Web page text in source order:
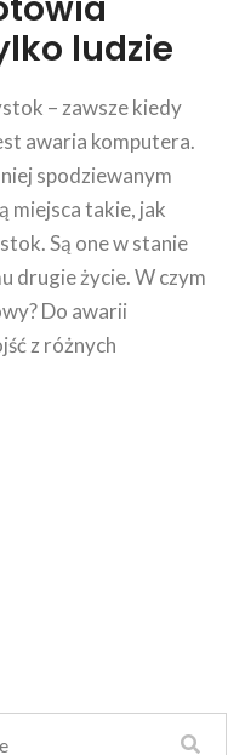
ludzie
– zawsze kiedy
awaria komputera.
spodziewanym
miejsca takie, jak
Są one w stanie
drugie życie. W czym
Do awarii
z różnych